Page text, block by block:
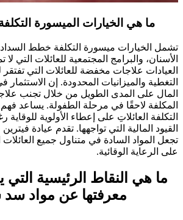
ما هي الخيارات الميسورة
تشمل الخيارات ميسورة التكلفة خطط
الأسنان، والبرامج المجتمعية للعائلات التي
العيادات علاجات مخفضة للعائلات التي تفتقر
التغطية والميزانيات المحدودة. إن الاستثمار
المال على المدى الطويل من خلال تجنب
المكلفة لاحقًا في مرحلة الطفولة. يساعد
التكلفة العائلاتِ على إعطاء الأولوية للوقاية
القيود المالية التي تواجهها. تقدم عيادة
تجعل المواد السادة في متناول جميع
على الرعاية الوقائية.
ما هي النقاط الرئيسية التي
معرفتها عن مواد